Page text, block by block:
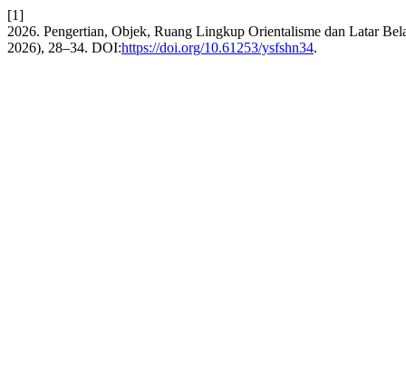
[1]
2026. Pengertian, Objek, Ruang Lingkup Orientalisme dan Latar
2026), 28–34. DOI:https://doi.org/10.61253/ysfshn34.